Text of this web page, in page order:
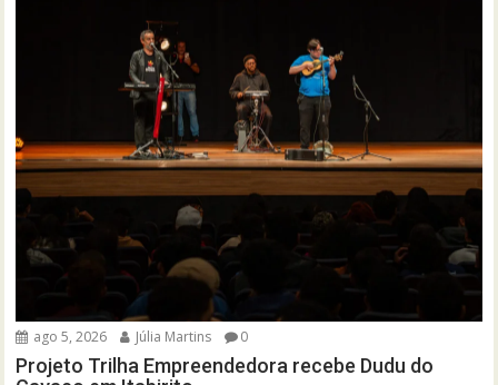
ago 5, 2026 Júlia Martins 0
Projeto Trilha Empreendedora recebe Dudu do